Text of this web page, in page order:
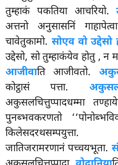
तुम्हाकं पकतिया आचरियो.
अत्तनो अनुसासनिं
चावेतुकामो. सोएव वो उद्देसो
उद्देसो, सो तुम्हाकंयेव होतु , न
आजीवाति आजीवतो.
कोट्ठासं पत्ता.
अकुसलचित्तुप्पादधम्मा
पुनब्भवकरणतो
जातिजरामरणानं पच्चयभूता.